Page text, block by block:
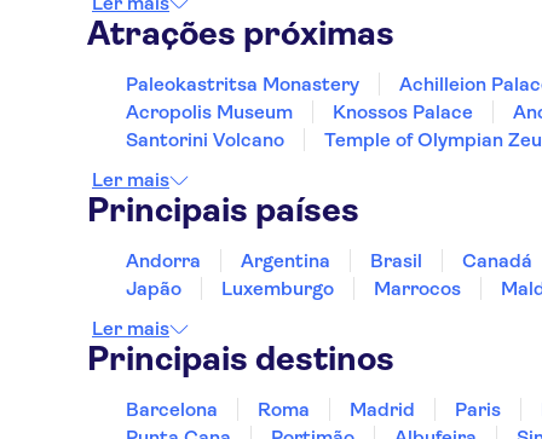
SPIROS
Century Resort
Corfu Maris
Sungate Hotel
Collection by Wyndham
LOULAS VILL.
Atlantica Nissaki Beach
Atrações próximas
Paleokastritsa Monastery Achilleion
Acropolis Museum
Knossos Palace
Santorini Volcano
Temple of Olympian
Ler mais
Principais países
Andorra Argentina Brasil Canadá
Japão
Luxemburgo Marrocos
Ler mais
Principais destinos
Barcelona Roma Madrid Paris